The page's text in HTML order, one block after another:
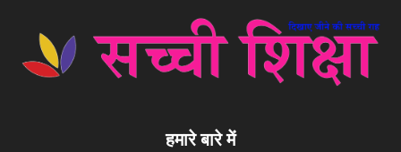
हमारे बारे में